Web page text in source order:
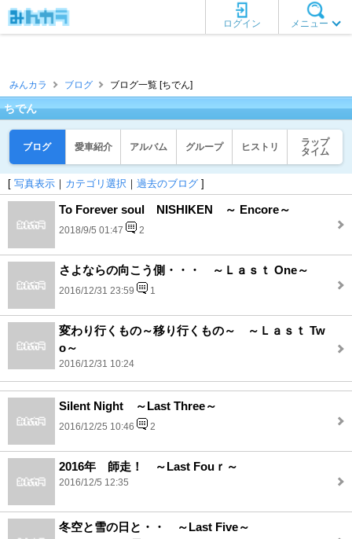
メニュー
ログイン
みんカラ ブログ ブログ一覧 [ちでん]
ちでん
ブログ 愛車紹介 アルバム グループ ヒストリ
ラップ
タイム
[ 写真表示 ｜ カテゴリ選択 ｜ 過去のブログ ]
To Forever soul NISHIKEN ～ Encore～
2018/9/5 01:47 2
さよならの向こう側・・・ ～Ｌａｓｔ One～
2016/12/31 23:59 1
変わり行くもの～移り行くもの～ ～Ｌａｓｔ Tw
o～
2016/12/31 10:24
Silent Night ～Last Three～
2016/12/25 10:46 2
2016年 師走！ ～Last Fouｒ～
2016/12/5 12:35
冬空と雪の日と・・ ～Last Five～